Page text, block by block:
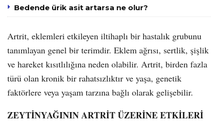
Bedende ürik asit artarsa ne olur?
Artrit, eklemleri etkileyen iltihaplı bir hastalık grubunu
tanımlayan genel bir terimdir. Eklem ağrısı, sertlik, şişlik
ve hareket kısıtlılığına neden olabilir. Artrit, birden fazla
türü olan kronik bir rahatsızlıktır ve yaşa, genetik
faktörlere veya yaşam tarzına bağlı olarak gelişebilir.
ZEYTİNYAĞININ ARTRİT ÜZERİNE ETKİLERİ